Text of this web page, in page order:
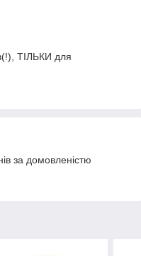
ТІЛЬКИ для
за домовленістю